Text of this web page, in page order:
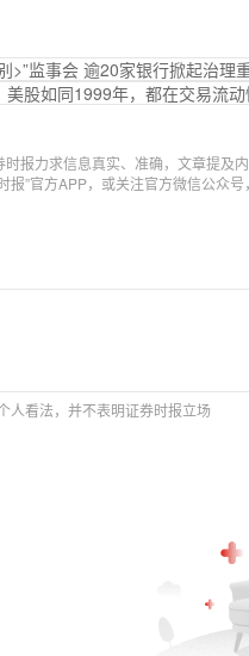
>”监事会 逾20家银行掀起治理
股如同1999年，都在交易流
时报力求信息真实、准确，文章提及
报”官方APP，或关注官方微信公众
人看法，并不表明证券时报立场